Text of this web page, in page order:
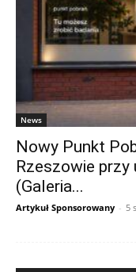
News
Nowy Punkt
Rzeszowie
(Galeria...
Artykuł Sponsorowany - 5